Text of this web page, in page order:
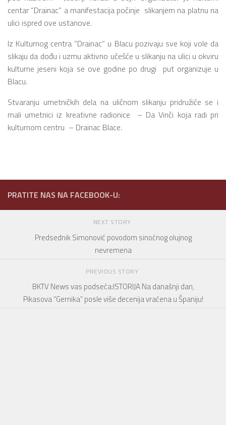
centar “Drainac” a manifestacija počinje slikanjem na platnu na
ulici ispred ove ustanove.
Iz Kulturnog centra “Drainac” u Blacu pozivaju sve koji vole da
slikaju da dođu i uzmu aktivno učešće u slikanju na ulici u okviru
kulturne jeseni koja se ove godine po drugi put organizuje u
Blacu.
Stvaranju umetničkih dela na uličnom slikanju pridružiće se i
mali umetnici iz kreativne radionice – Da Vinči koja radi pri
kulturnom centru – Drainac Blace.
PRATITE NAS NA FACEBOOK-U:
NEXT STORY
Predsednik Simonović povodom sinoćnog olujnog
nevremena
PREVIOUS STORY
BKTV News vas podseća:ISTORIJA Na današnji dan,
Pikasova “Gernika” posle više decenija vraćena u Španiju!